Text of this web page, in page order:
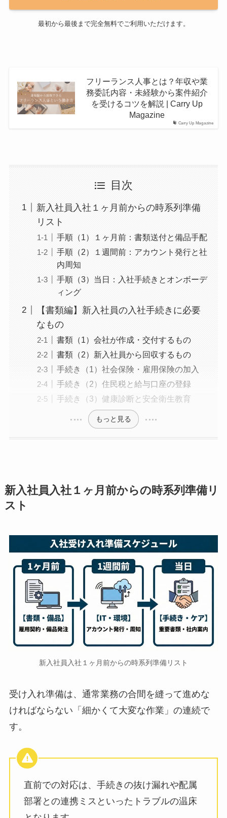
最初から最後まで完全無料でご利用いただけます。
Carry Up Magazine
フリーランス人事とは？年収や業
務委託内容・未経験から案件紹介
を受けるコツを解説 | Carry Up
Magazine
目次
新入社員入社１ヶ月前からの時系列準備
リスト
手順（1）１ヶ月前：書類送付と備品手配
手順（2）１週間前：アカウント発行と社
内周知
手順（3）当日：入社手続きとオンボーデ
ィング
【書類編】新入社員の入社手続きに必要
なもの
書類（1）会社が作成・交付するもの
書類（2）新入社員から回収するもの
手続き（1）社会保険・雇用保険の加入
手続き（2）住民税と給与口座の登録
手続き（3）健康診断と安全衛生教育
もっと見る
新入社員入社１ヶ月前からの時系列準備リ
スト
新入社員入社１ヶ月前からの時系列準備リスト
受け入れ準備は、通常業務の合間を縫って進めな
ければならない「細かくて大変な作業」の連続で
す。
直前での対応は、手続きの抜け漏れや配属
部署との連携ミスといったトラブルの温床